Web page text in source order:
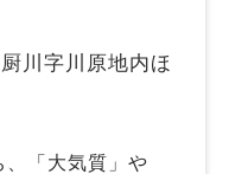
川字川原地内ほ
、「大気質」や